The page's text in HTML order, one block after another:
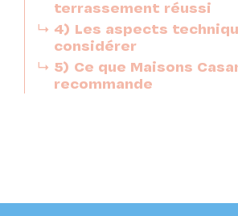
terrassement réussi
4) Les aspects
considérer
5) Ce que Maisons
recommande